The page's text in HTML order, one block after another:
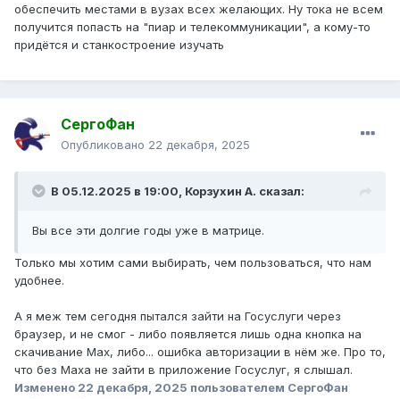
обеспечить местами в вузах всех желающих. Ну тока не всем
получится попасть на "пиар и телекоммуникации", а кому-то
придётся и станкостроение изучать
СергоФан
Опубликовано 22 декабря, 2025
В 05.12.2025 в 19:00, Корзухин А. сказал:
Вы все эти долгие годы уже в матрице.
Только мы хотим сами выбирать, чем пользоваться, что нам
удобнее.
А я меж тем сегодня пытался зайти на Госуслуги через
браузер, и не смог - либо появляется лишь одна кнопка на
скачивание Мах, либо... ошибка авторизации в нём же. Про то,
что без Маха не зайти в приложение Госуслуг, я слышал.
Изменено 22 декабря, 2025 пользователем СергоФан